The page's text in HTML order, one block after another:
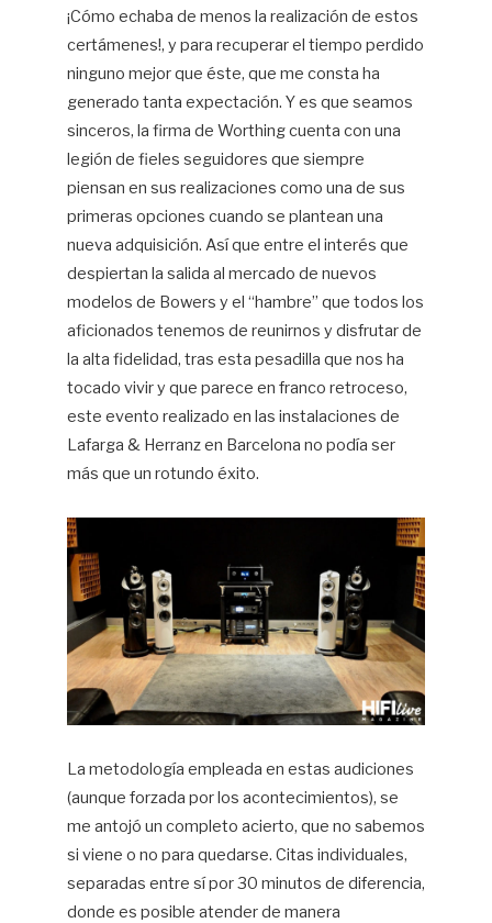
¡Cómo echaba de menos la realización de estos
certámenes!, y para recuperar el tiempo perdido
ninguno mejor que éste, que me consta ha
generado tanta expectación. Y es que seamos
sinceros, la firma de Worthing cuenta con una
legión de fieles seguidores que siempre
piensan en sus realizaciones como una de sus
primeras opciones cuando se plantean una
nueva adquisición. Así que entre el interés que
despiertan la salida al mercado de nuevos
modelos de Bowers y el “hambre” que todos los
aficionados tenemos de reunirnos y disfrutar de
la alta fidelidad, tras esta pesadilla que nos ha
tocado vivir y que parece en franco retroceso,
este evento realizado en las instalaciones de
Lafarga & Herranz en Barcelona no podía ser
más que un rotundo éxito.
La metodología empleada en estas audiciones
(aunque forzada por los acontecimientos), se
me antojó un completo acierto, que no sabemos
si viene o no para quedarse. Citas individuales,
separadas entre sí por 30 minutos de diferencia,
donde es posible atender de manera